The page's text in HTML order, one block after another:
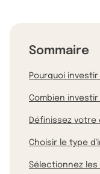
Sommaire
Pourquoi investir
Combien investir
Définissez votre
Choisir le type
Sélectionnez les